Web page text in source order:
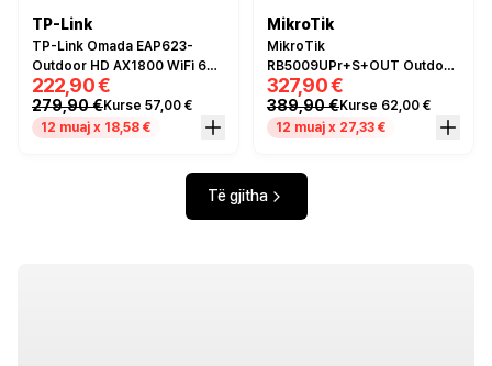
TP-Link
TP-Link Omada EAP623-
Outdoor HD AX1800 WiFi 6
Outdoor Access Point – Dual
Band 2.4GHz 574Mbps +
5GHz 1201Mbps, 1x Gigabit
222,90 €
279,90 €Kurse 57,00 €
12 muaj x 18,58 €
MikroTik
MikroTik
RB5009UPr+S+OUT Outdoor
Router – 7x Gigabit PoE, 1x
2.5G PoE, 10G SFP+
327,90 €
389,90 €Kurse 62,00 €
12 muaj x 27,33 €
Të gjitha